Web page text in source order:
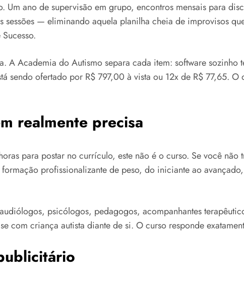
Um ano de supervisão em grupo, encontros mensais para
— eliminando aquela planilha cheia de improvisos
A Academia do Autismo separa cada item: software sozinho
sendo ofertado por R$ 797,00 à vista ou 12x de R$ 77,65.
realmente precisa
para postar no currículo, este não é o curso. Se você
profissionalizante de peso, do iniciante ao
psicólogos, pedagogos, acompanhantes
com criança autista diante de si. O curso responde